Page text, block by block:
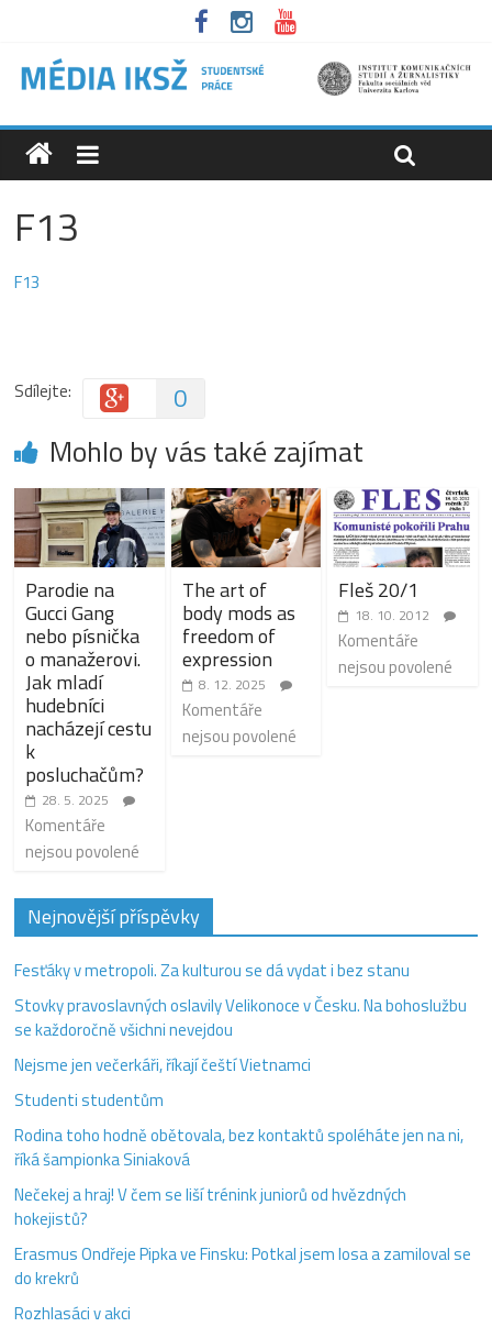
F13
F13
Sdílejte: 0
Mohlo by vás také zajímat
Parodie na
Gucci Gang
nebo písnička
o manažerovi.
Jak mladí
hudebníci
nacházejí cestu
k
posluchačům?
28. 5. 2025
Komentáře
nejsou povolené
The art of
body mods as
freedom of
expression
8. 12. 2025
Komentáře
nejsou povolené
Fleš 20/1
18. 10. 2012
Komentáře
nejsou povolené
Nejnovější příspěvky
Fesťáky v metropoli. Za kulturou se dá vydat i bez stanu
Stovky pravoslavných oslavily Velikonoce v Česku. Na bohoslužbu
se každoročně všichni nevejdou
Nejsme jen večerkáři, říkají čeští Vietnamci
Studenti studentům
Rodina toho hodně obětovala, bez kontaktů spoléháte jen na ni,
říká šampionka Siniaková
Nečekej a hraj! V čem se liší trénink juniorů od hvězdných
hokejistů?
Erasmus Ondřeje Pipka ve Finsku: Potkal jsem losa a zamiloval se
do krekrů
Rozhlasáci v akci